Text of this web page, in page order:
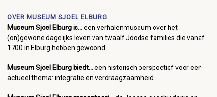
OVER MUSEUM SJOEL ELBURG
Museum Sjoel Elburg is...een verhalenmuseum over het
(on)gewone dagelijks leven van twaalf Joodse families die vanaf
1700 in Elburg hebben gewoond.
Museum Sjoel Elburg biedt...een historisch perspectief voor een
actueel thema: integratie en verdraagzaamheid.